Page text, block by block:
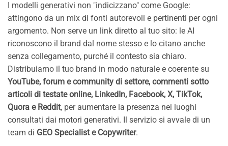
I modelli generativi non "indicizzano" come Google:
attingono da un mix di fonti autorevoli e pertinenti per ogni
argomento. Non serve un link diretto al tuo sito: le AI
riconoscono il brand dal nome stesso e lo citano anche
senza collegamento, purché il contesto sia chiaro.
Distribuiamo il tuo brand in modo naturale e coerente su
YouTube, forum e community di settore, commenti sotto
articoli di testate online, LinkedIn, Facebook, X, TikTok,
Quora e Reddit, per aumentare la presenza nei luoghi
consultati dai motori generativi. Il servizio si avvale di un
team di GEO Specialist e Copywriter.